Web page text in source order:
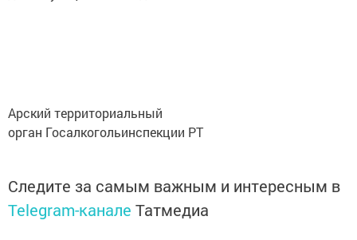
Арский территориальный
орган Госалкогольинспекции РТ
Следите за самым важным и интересным в
Telegram-канале Татмедиа